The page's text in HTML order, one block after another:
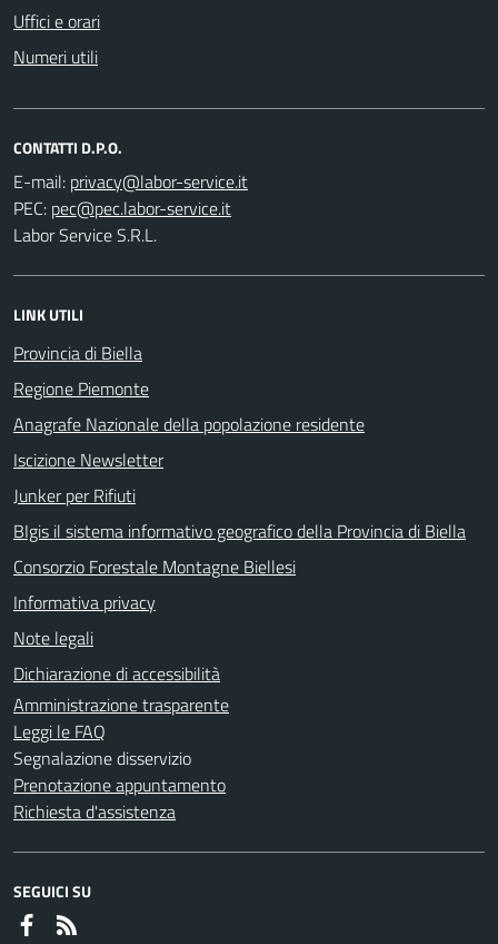
Uffici e orari
Numeri utili
CONTATTI D.P.O.
E-mail:
PEC:
Labor Service S.R.L.
LINK UTILI
Provincia di Biella
Regione Piemonte
Anagrafe Nazionale della popolazione residente
Iscizione Newsletter
Junker per Rifiuti
BIgis il sistema informativo geografico della Provincia di Biella
Consorzio Forestale Montagne Biellesi
Informativa privacy
Note legali
Dichiarazione di accessibilità
Amministrazione trasparente
Leggi le FAQ
Segnalazione disservizio
Prenotazione appuntamento
Richiesta d'assistenza
SEGUICI SU